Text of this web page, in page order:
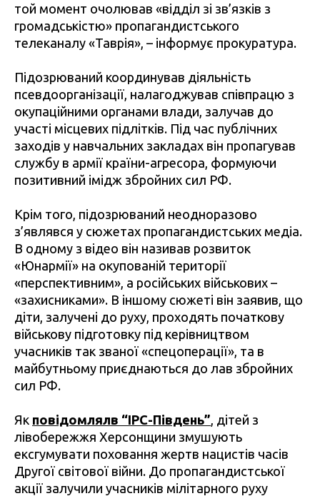
той момент очолював «відділ зі зв’язків з
громадськістю» пропагандистського
телеканалу «Таврія», – інформує прокуратура.
Підозрюваний координував діяльність
псевдоорганізації, налагоджував співпрацю з
окупаційними органами влади, залучав до
участі місцевих підлітків. Під час публічних
заходів у навчальних закладах він пропагував
службу в армії країни-агресора, формуючи
позитивний імідж збройних сил РФ.
Крім того, підозрюваний неодноразово
з’являвся у сюжетах пропагандистських медіа.
В одному з відео він називав розвиток
«Юнармії» на окупованій території
«перспективним», а російських військових –
«захисниками». В іншому сюжеті він заявив, що
діти, залучені до руху, проходять початкову
військову підготовку під керівництвом
учасників так званої «спецоперації», та в
майбутньому приєднаються до лав збройних
сил РФ.
Як повідомлялв “IPC-Південь” , дітей з
лівобережжя Херсонщини змушують
ексгумувати поховання жертв нацистів часів
Другої світової війни. До пропагандистської
акції залучили учасників мілітарного руху